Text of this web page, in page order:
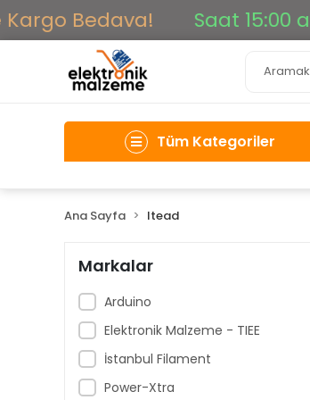
Bedava! Saat 15:00
Tüm Kategoriler
Ana Sayfa Itead
Markalar
Arduino
Elektronik Malzeme - TIEE
İstanbul Filament
Power-Xtra